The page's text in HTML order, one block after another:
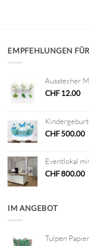
EMPFEHLUNGEN
Ausstecher
CHF12.00
CHF500.00
Eventlokal
CHF800.00
IM ANGEBOT
Tulpen